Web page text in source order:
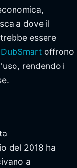
dove il
essere
DubSmart offrono
rendendoli
del 2018 ha
a